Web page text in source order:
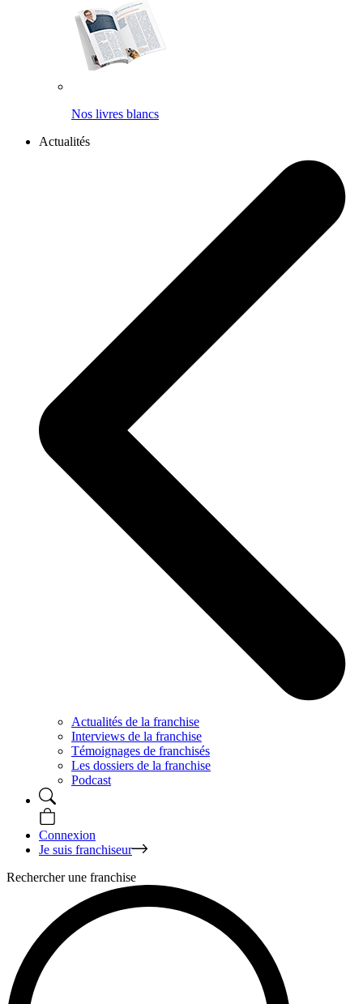
Nos livres blancs
Actualités
Actualités de la franchise
Interviews de la franchise
Témoignages de franchisés
Les dossiers de la franchise
Podcast
Connexion
Je suis franchiseur
Rechercher une franchise